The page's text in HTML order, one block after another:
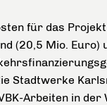
für das
(20,5 Mio.
Stadtwerke
Arbeiten in der